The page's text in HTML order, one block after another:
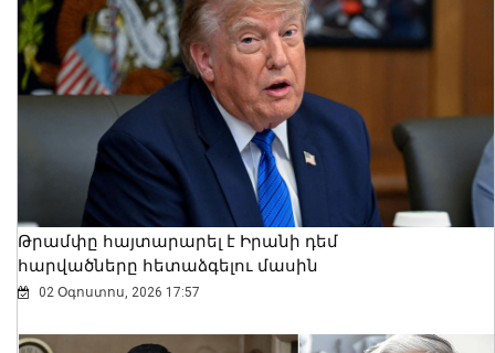
Թեկնածության քննարկմանը
ներկայանալը ոչ միայն իրավունք է,
այլև հարգանքի դրսևորում թե՛
խորհրդարանի, թե՛ գործընկերների
նկատմամբ․ Ազարյան
07 Օգոստոս, 2026 18:34
Թրամփը հայտարարել է Իրանի դեմ
հարվածները հետաձգելու մասին
02 Օգոստոս, 2026 17:57